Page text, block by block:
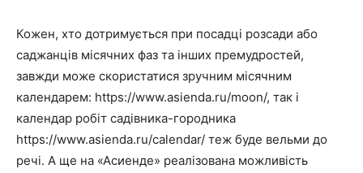
Кожен, хто дотримується при посадці розсади або
саджанців місячних фаз та інших премудростей,
завжди може скористатися зручним місячним
календарем: https://www.asienda.ru/moon/, так і
календар робіт садівника-городника
https://www.asienda.ru/calendar/ теж буде вельми до
речі. А ще на «Асиенде» реалізована можливість